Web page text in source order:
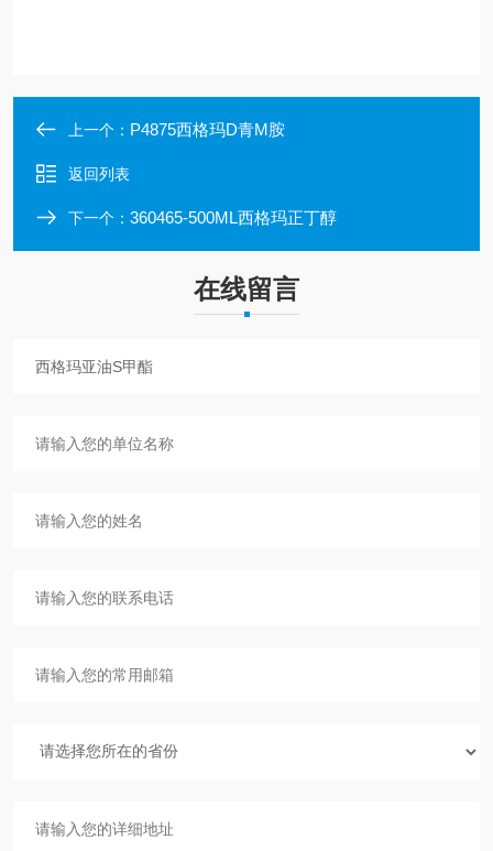
上一个： P4875西格玛D青M胺
返回列表
下一个： 360465-500ML西格玛正丁醇
在线留言